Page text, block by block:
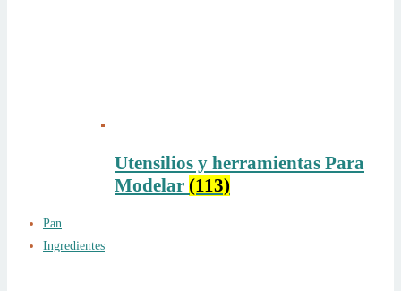
Utensilios y herramientas Para
Modelar (113)
Pan
Ingredientes